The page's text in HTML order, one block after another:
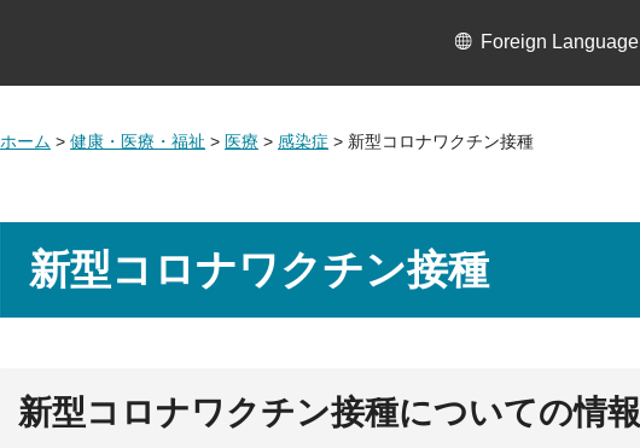
Foreign Language
ホーム > 健康・医療・福祉 > 医療 > 感染症 > 新型コロナワクチン接種
新型コロナワクチン接種
新型コロナワクチン接種についての情報